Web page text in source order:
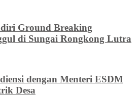
Ground Breaking
di Sungai Rongkong Lutra
dengan Menteri ESDM
Desa